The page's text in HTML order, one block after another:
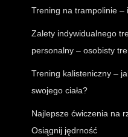
Trening na trampolinie –
Zalety indywidualnego
personalny – osobisty
Trening kalisteniczny –
swojego ciała?
Najlepsze ćwiczenia na
Osiągnij jędrność